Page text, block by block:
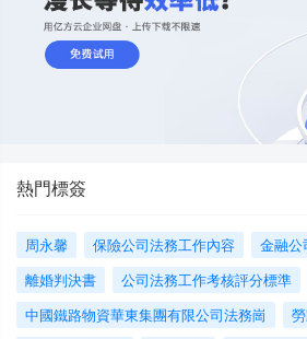
熱門標簽
周永馨 保險公司法務工作內容
金融公
離婚判決書
公司法務工作考核評分標準
中國鐵路物資華東集團有限公司法務崗